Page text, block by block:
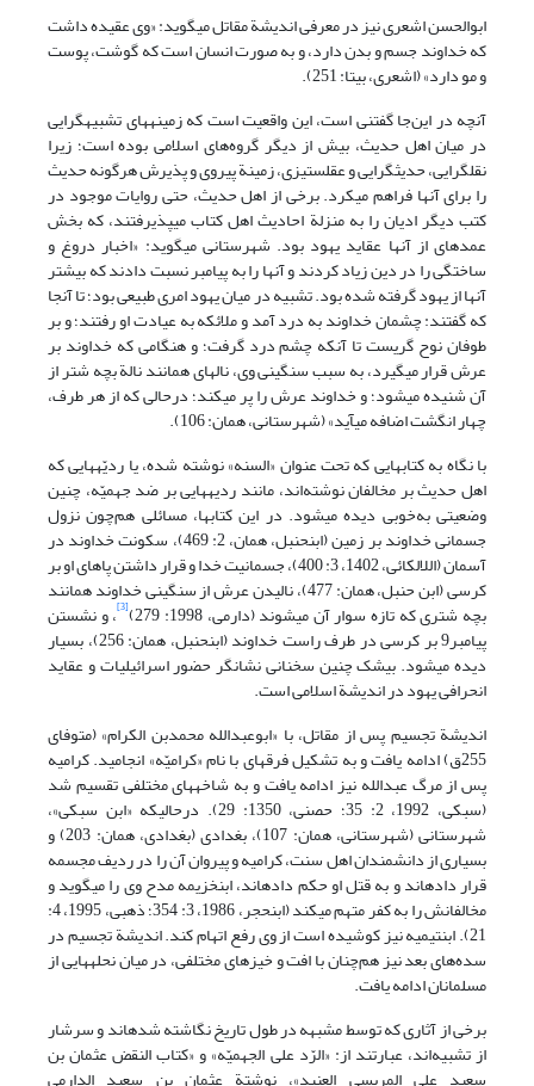
ابوالحسن اشعری نیز در معرفی اندیشة مقاتل می‏گوید: «وی عقیده داشت
که خداوند جسم و بدن دارد، و به صورت انسان است که گوشت، پوست
و مو دارد» (اشعری، بی‏تا: 251).
آنچه در این‌جا گفتنی است، این واقعیت است که زمینه‏های تشبیه‏گرایی
در میان اهل حدیث، بیش از دیگر گروه‌های اسلامی بوده است؛ زیرا
نقل‏گرایی، حدیث‏گرایی و عقل‏ستیزی، زمینة پیروی و پذیرش هرگونه حدیث
را برای آنها فراهم می‏کرد. برخی از اهل حدیث، حتی روایات موجود در
کتب دیگر ادیان را به ‌منزلة احادیث اهل کتاب می‏پذیرفتند، که بخش
عمده‏ای از آنها عقاید یهود بود. شهرستانی می‏گوید: «اخبار دروغ و
ساختگی را در دین زیاد کردند و آنها را به پیامبر نسبت دادند که بیشتر
آنها از یهود گرفته شده بود. تشبیه در میان یهود امری طبیعی بود؛ تا آنجا
که گفتند: چشمان خداوند به درد آمد و ملائکه به عیادت او رفتند؛ و بر
طوفان نوح گریست تا آنکه چشم درد گرفت؛ و هنگامی که خداوند بر
عرش قرار می‏گیرد، به سبب سنگینی وی، ناله‏ای همانند نالة بچه شتر از
آن شنیده می‏شود؛ و خداوند عرش را پر می‏کند؛ درحالی که از هر طرف،
چهار انگشت اضافه می‏آید» (شهرستانی، همان: 106).
با نگاه به کتاب‏هایی که تحت عنوان «السنه» نوشته شده، یا ردیّه‏هایی که
اهل حدیث بر مخالفان نوشته‌اند، مانند ردیه‏هایی بر ضد جهمیّه، چنین
وضعیتی به‌خوبی دیده می‏شود. در این کتاب‏ها، مسائلی هم‌چون نزول
جسمانی خداوند بر زمین (ابن‏حنبل، همان، 2: 469)، سکونت خداوند در
آسمان (اللالکائی، 1402، 3: 400)، جسمانیت خدا و قرار داشتن پاهای او بر
کرسی (ابن حنبل، همان: 477)، نالیدن عرش از سنگینی خداوند همانند
بچه شتری که تازه سوار آن می‏شوند (دارمی، 1998: 279) [3] ، و نشستن
پیامبر9 بر کرسی در طرف راست خداوند (ابن‏حنبل، همان: 256)، بسیار
دیده می‏شود. بی‏شک چنین سخنانی نشانگر حضور اسرائیلیات و عقاید
انحرافی یهود در اندیشة اسلامی است.
اندیشة تجسیم پس از مقاتل، با «ابوعبدالله محمدبن الکرام» (متوفای
255ق) ادامه یافت و به تشکیل فرقه‏ای با نام «کرامیّه» انجامید. کرامیه
پس از مرگ عبدالله نیز ادامه یافت و به شاخه‏های مختلفی تقسیم شد
(سبکی، 1992، 2: 35؛ حصنی، 1350: 29). درحالیکه «ابن سبکی»،
شهرستانی (شهرستانی، همان: 107)، بغدادی (بغدادی، همان: 203) و
بسیاری از دانشمندان اهل سنت، کرامیه و پیروان آن را در ردیف مجسمه
قرار داده‏اند و به قتل او حکم داده‏اند، ابن‏خزیمه مدح وی را می‏گوید و
مخالفانش را به کفر متهم می‏کند (ابن‏حجر، 1986، 3: 354؛ ذهبی، 1995، 4:
21). ابن‏تیمیه نیز کوشیده است از وی رفع اتهام کند. اندیشة تجسیم در
سده‌های بعد نیز هم‌چنان با افت و خیزهای مختلفی، در میان نحله‏هایی از
مسلمانان ادامه یافت.
برخی از آثاری که توسط مشبهه در طول تاریخ نگاشته شده‏اند و سرشار
از تشبیه‌اند، عبارتند از: «الرّد علی الجهمیّه» و «کتاب النقض عثمان بن